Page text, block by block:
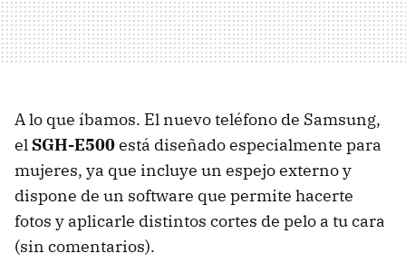
A lo que íbamos. El nuevo teléfono de Samsung,
el SGH-E500está diseñado especialmente para
mujeres, ya que incluye un espejo externo y
dispone de un software que permite hacerte
fotos y aplicarle distintos cortes de pelo a tu cara
(sin comentarios).